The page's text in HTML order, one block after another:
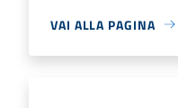
VAI ALLA PAGINA